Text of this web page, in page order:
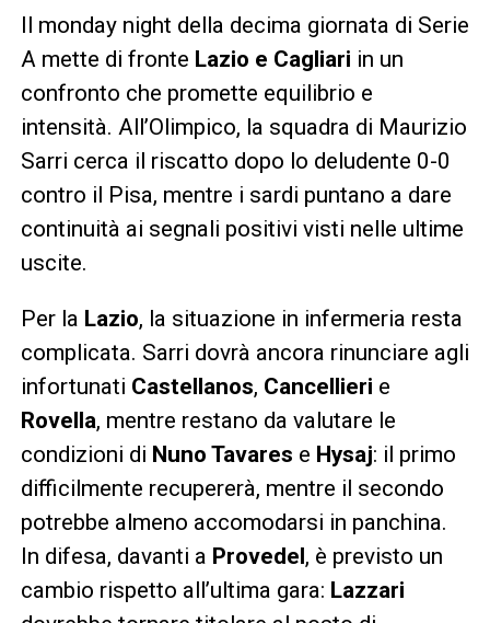
Il monday night della decima giornata di Serie
A mette di fronte Lazio e Cagliari in un
confronto che promette equilibrio e
intensità. All’Olimpico, la squadra di Maurizio
Sarri cerca il riscatto dopo lo deludente 0-0
contro il Pisa, mentre i sardi puntano a dare
continuità ai segnali positivi visti nelle ultime
uscite.
Per la Lazio, la situazione in infermeria resta
complicata. Sarri dovrà ancora rinunciare agli
infortunati Castellanos, Cancellieri e
Rovella, mentre restano da valutare le
condizioni di Nuno Tavares e Hysaj: il primo
difficilmente recupererà, mentre il secondo
potrebbe almeno accomodarsi in panchina.
In difesa, davanti a Provedel, è previsto un
cambio rispetto all’ultima gara: Lazzari